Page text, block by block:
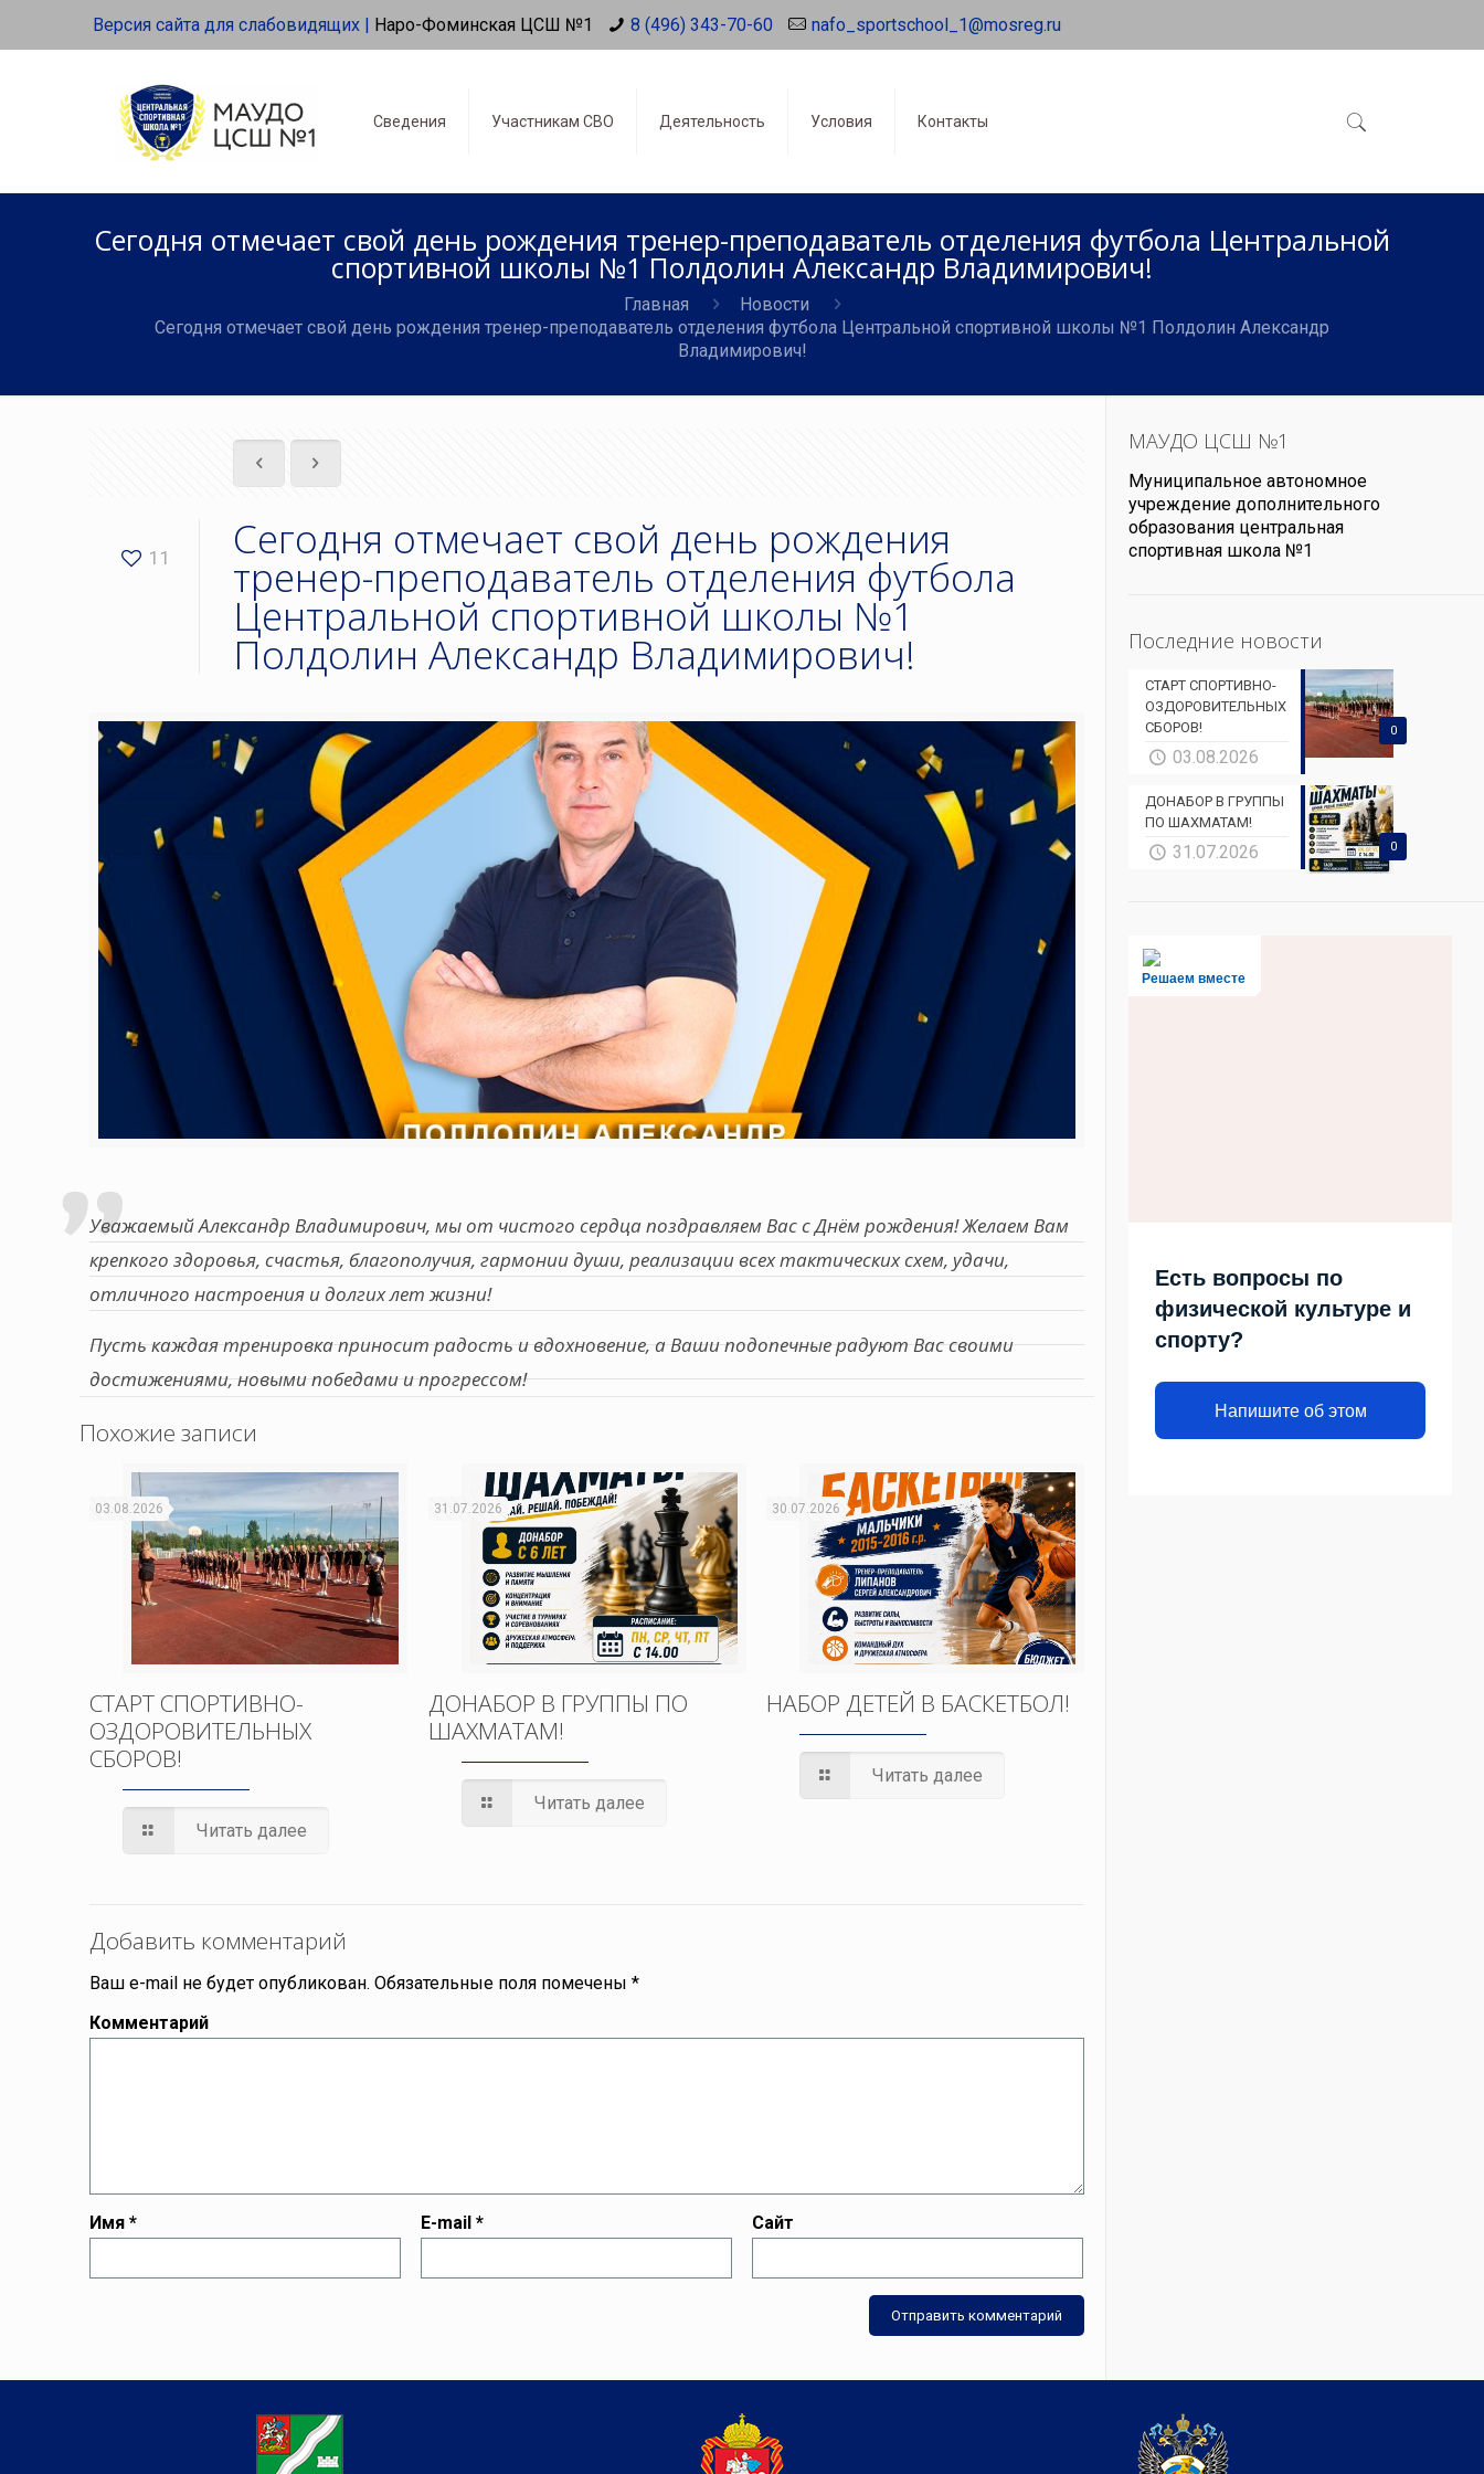
Версия сайта для слабовидящих | Наро-Фоминская ЦСШ №1 8 (496) 343-70-60 nafo_sportschool_1@mosreg.ru
Сведения Участникам СВО Деятельность Условия Контакты
Сегодня отмечает свой день рождения тренер-преподаватель отделения футбола Центральной
спортивной школы №1 Полдолин Александр Владимирович!
Главная
Новости
Сегодня отмечает свой день рождения тренер-преподаватель отделения футбола Центральной спортивной школы №1 Полдолин Александр
Владимирович!
11 Сегодня отмечает свой день рождения
тренер-преподаватель отделения футбола
Центральной спортивной школы №1
Полдолин Александр Владимирович!
Уважаемый Александр Владимирович, мы от чистого сердца поздравляем Вас с Днём рождения! Желаем Вам
крепкого здоровья, счастья, благополучия, гармонии души, реализации всех тактических схем, удачи,
отличного настроения и долгих лет жизни!
Пусть каждая тренировка приносит радость и вдохновение, а Ваши подопечные радуют Вас своими
достижениями, новыми победами и прогрессом!
Похожие записи
03.08.2026
СТАРТ СПОРТИВНО-
ОЗДОРОВИТЕЛЬНЫХ
СБОРОВ!
Читать далее
31.07.2026
ДОНАБОР В ГРУППЫ ПО
ШАХМАТАМ!
Читать далее
30.07.2026
НАБОР ДЕТЕЙ В БАСКЕТБОЛ!
Читать далее
Добавить комментарий
Ваш e-mail не будет опубликован. Обязательные поля помечены*
Комментарий
Имя* E-mail* Сайт
МАУДО ЦСШ №1
Муниципальное автономное
учреждение дополнительного
образования центральная
спортивная школа №1
Последние новости
0
СТАРТ СПОРТИВНО-
ОЗДОРОВИТЕЛЬНЫХ
СБОРОВ!
03.08.2026
0
ДОНАБОР В ГРУППЫ
ПО ШАХМАТАМ!
31.07.2026
Решаем вместе
Есть вопросы по
физической культуре и
спорту?
Напишите об этом